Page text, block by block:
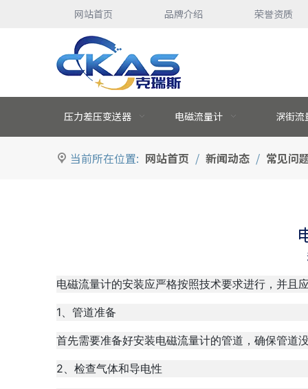
网站首页 品牌介绍 荣誉资质
压力差压变送器 电磁流量计 涡街流
当前所在位置: 网站首页 / 新闻动态 / 常见问
电磁流量计的安装应严格按照技术要求进行，并且
1、管道准备
首先需要准备好安装电磁流量计的管道，确保管道
2、检查气体和导电性